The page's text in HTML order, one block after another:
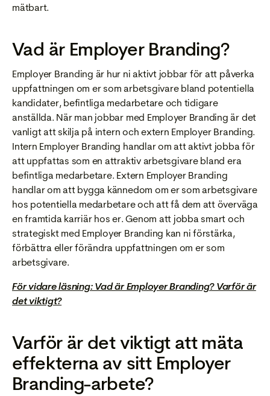
mätbart.
Vad är Employer Branding?
Employer Branding är hur ni aktivt jobbar för att påverka
uppfattningen om er som arbetsgivare bland potentiella
kandidater, befintliga medarbetare och tidigare
anställda. När man jobbar med Employer Branding är det
vanligt att skilja på intern och extern Employer Branding.
Intern Employer Branding handlar om att aktivt jobba för
att uppfattas som en attraktiv arbetsgivare bland era
befintliga medarbetare. Extern Employer Branding
handlar om att bygga kännedom om er som arbetsgivare
hos potentiella medarbetare och att få dem att överväga
en framtida karriär hos er. Genom att jobba smart och
strategiskt med Employer Branding kan ni förstärka,
förbättra eller förändra uppfattningen om er som
arbetsgivare.
För vidare läsning: Vad är Employer Branding? Varför är
det viktigt?
Varför är det viktigt att mäta
effekterna av sitt Employer
Branding-arbete?